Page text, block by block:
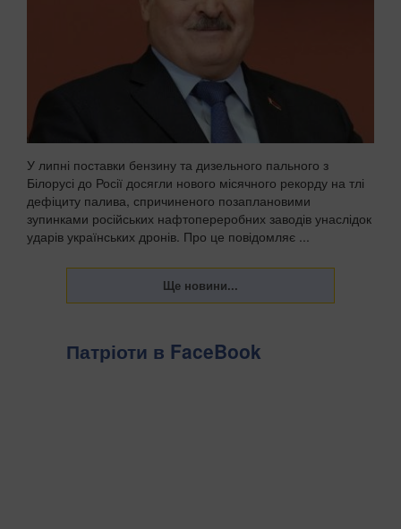
У липні поставки бензину та дизельного пального з
Білорусі до Росії досягли нового місячного рекорду на тлі
дефіциту палива, спричиненого позаплановими
зупинками російських нафтопереробних заводів унаслідок
ударів українських дронів. Про це повідомляє ...
Патріоти в FaceBook